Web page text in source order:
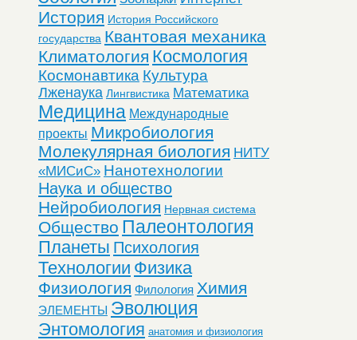
История История Российского
государства Квантовая механика
Климатология Космология
Космонавтика Культура
Лженаука Лингвистика Математика
Медицина Международные
проекты Микробиология
Молекулярная биология НИТУ
«МИСиС» Нанотехнологии
Наука и общество
Нейробиология Нервная система
Общество Палеонтология
Планеты Психология
Технологии Физика
Физиология Филология Химия
ЭЛЕМЕНТЫ Эволюция
Энтомология анатомия и физиология